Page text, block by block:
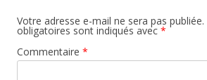
Votre adresse e-mail ne sera pas publiée.
obligatoires sont indiqués avec *
Commentaire *